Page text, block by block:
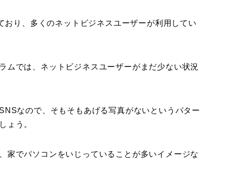
り、多くのネットビジネスユーザーが利用してい
ムでは、ネットビジネスユーザーがまだ少ない状況
なので、そもそもあげる写真がないというパター
ょう。
家でパソコンをいじっていることが多いイメージな